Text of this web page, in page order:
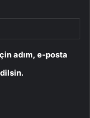
adım, e-posta